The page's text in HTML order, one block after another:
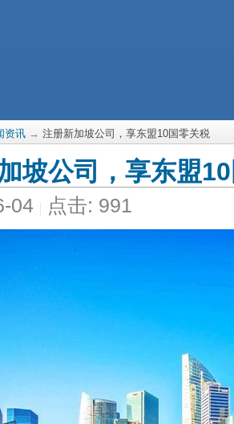
资讯 → 注册新加坡公司，享东盟10国零关税
坡公司，享东盟
04 点击: 991